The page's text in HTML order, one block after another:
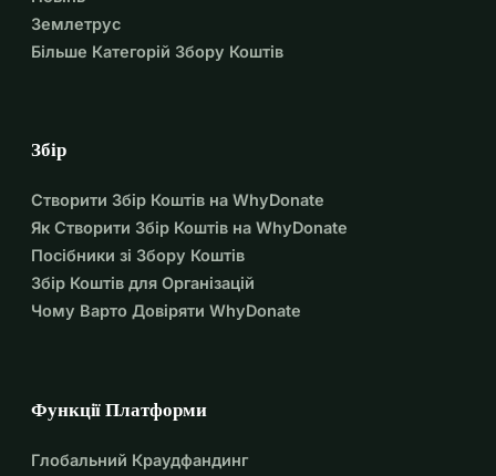
самостійності. Ваш внесок, незалежно від того,
наскільки малий, може посіяти насіння змін.Кожен
внесок наближає нас до реальності, де продовольча
середовищу.
Землетрус
Більше Категорій Збору Коштів
Збір
Створити Збір Коштів на WhyDonate
Як Створити Збір Коштів на WhyDonate
Посібники зі Збору Коштів
Збір Коштів для Організацій
Чому Варто Довіряти WhyDonate
Функції Платформи
Глобальний Краудфандинг